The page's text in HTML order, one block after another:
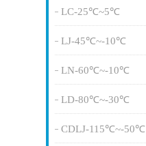
LC-25℃~5℃
LJ-45℃~-10℃
LN-60℃~-10℃
LD-80℃~-30℃
CDLJ-115℃~-50℃